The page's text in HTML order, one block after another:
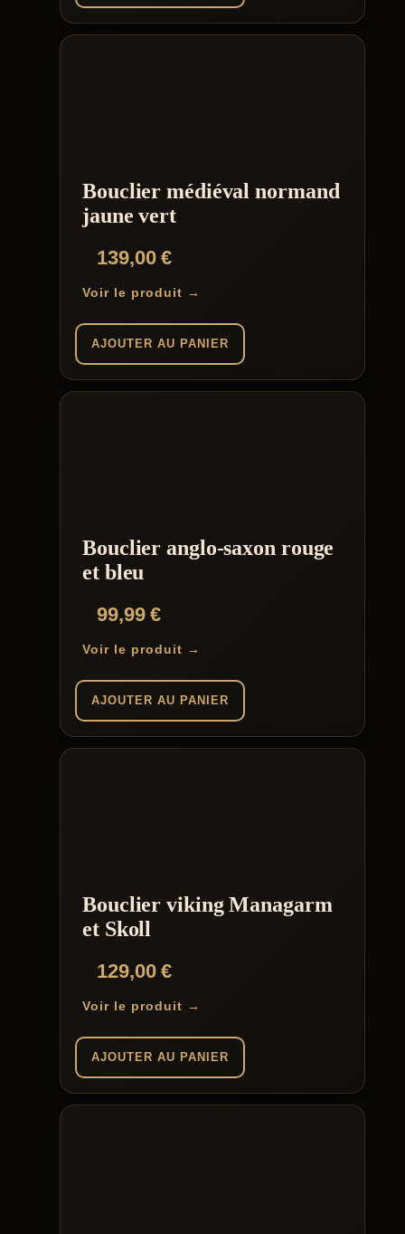
Bouclier médiéval normand
jaune vert
139,00€
Voir le produit →
AJOUTER AU PANIER
Bouclier anglo-saxon rouge
et bleu
99,99€
Voir le produit →
AJOUTER AU PANIER
Bouclier viking Managarm
et Skoll
129,00€
Voir le produit →
AJOUTER AU PANIER